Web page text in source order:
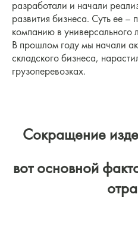
разработали и начали
развития бизнеса. Суть ее –
компанию в универсального
В прошлом году мы начали
складского бизнеса,
грузоперевозках.
Сокращение
вот основной